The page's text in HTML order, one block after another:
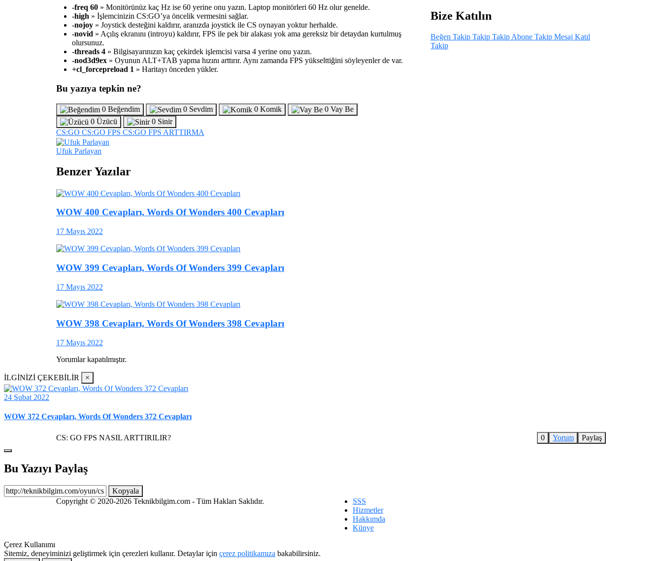
-freq 60 » Monitörünüz kaç Hz ise 60 yerine onu yazın. Laptop monitörleri 60 Hz olur genelde.
-high » İşlemcinizin CS:GO’ya öncelik vermesini sağlar.
-nojoy » Joystick desteğini kaldırır, aranızda joystick ile CS oynayan yoktur herhalde.
-novid » Açılış ekranını (introyu) kaldırır, FPS ile pek bir alakası yok ama gereksiz bir detaydan kurtulmuş
olursunuz.
-threads 4 » Bilgisayarınızın kaç çekirdek işlemcisi varsa 4 yerine onu yazın.
-nod3d9ex » Oyunun ALT+TAB yapma hızını arttırır. Aynı zamanda FPS yükselttiğini söyleyenler de var.
+cl_forcepreload 1 » Haritayı önceden yükler.
Bu yazıya tepkin ne?
0 Beğendim 0 Sevdim 0 Komik 0 Vay Be
0 Üzücü 0 Sinir
CS:GO CS:GO FPS CS:GO FPS ARTTIRMA
Ufuk Parlayan
Benzer Yazılar
WOW 400 Cevapları, Words Of Wonders 400 Cevapları
17 Mayıs 2022
WOW 399 Cevapları, Words Of Wonders 399 Cevapları
17 Mayıs 2022
WOW 398 Cevapları, Words Of Wonders 398 Cevapları
17 Mayıs 2022
Yorumlar kapatılmıştır.
Bize Katılın
Beğen Takip Takip Takip Abone Takip Mesaj Katıl
Takip
İLGİNİZİ ÇEKEBİLİR ×
24 Şubat 2022
WOW 372 Cevapları, Words Of Wonders 372 Cevapları
CS: GO FPS NASIL ARTTIRILIR? 0 Yorum Paylaş
Bu Yazıyı Paylaş
Kopyala
Copyright © 2020-2026 Teknikbilgim.com - Tüm Hakları Saklıdır.
SSS
Hizmetler
Hakkımda
Künye
Çerez Kullanımı
Sitemiz, deneyiminizi geliştirmek için çerezleri kullanır. Detaylar için çerez politikamıza bakabilirsiniz.